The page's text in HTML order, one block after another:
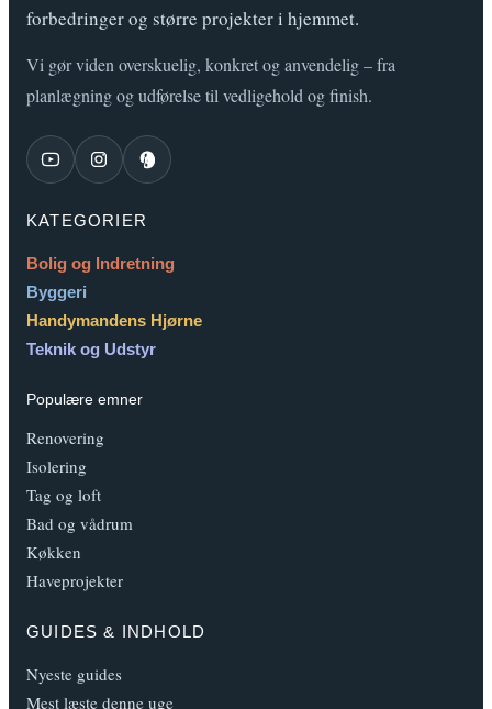
forbedringer og større projekter i hjemmet.
Vi gør viden overskuelig, konkret og anvendelig – fra
planlægning og udførelse til vedligehold og finish.
KATEGORIER
Bolig og Indretning
Byggeri
Handymandens Hjørne
Teknik og Udstyr
Populære emner
Renovering
Isolering
Tag og loft
Bad og vådrum
Køkken
Haveprojekter
GUIDES & INDHOLD
Nyeste guides
Mest læste denne uge